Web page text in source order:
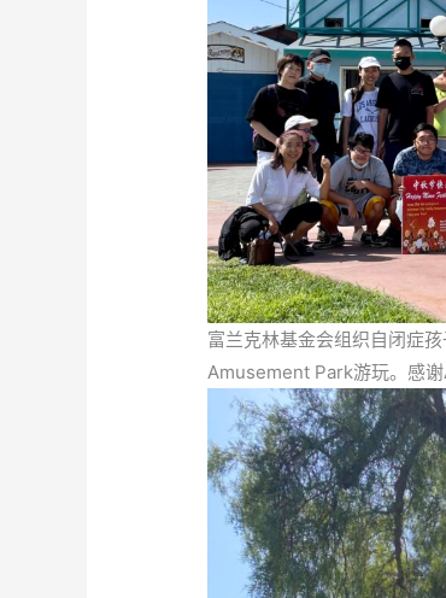
富兰克林基金会组织自闭症
Amusement Park游玩。感